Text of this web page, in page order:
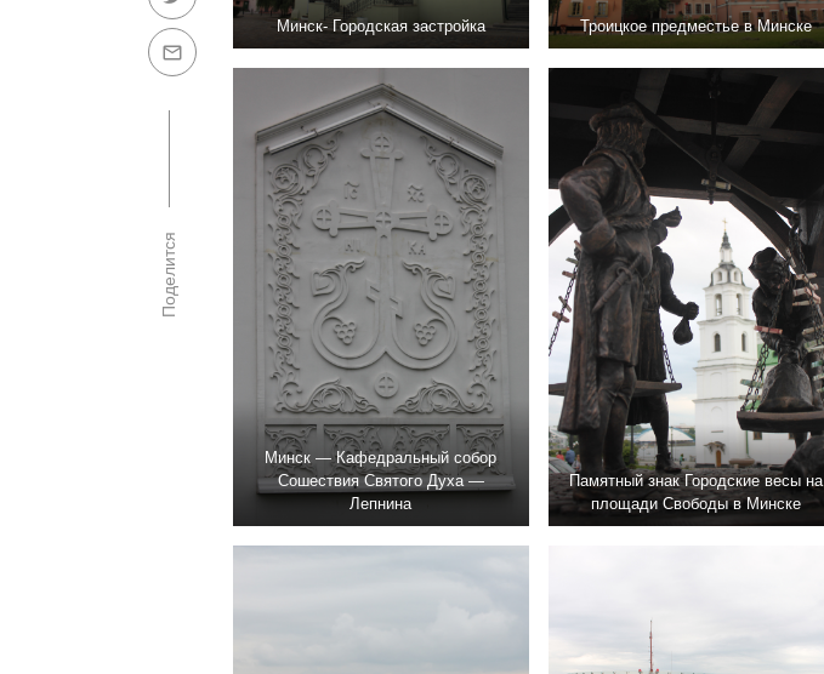
Поделится
Минск- Городская застройка Троицкое предместье в Минске
Минск — Кафедральный собор
Сошествия Святого Духа —
Лепнина
Памятный знак Городские весы на
площади Свободы в Минске